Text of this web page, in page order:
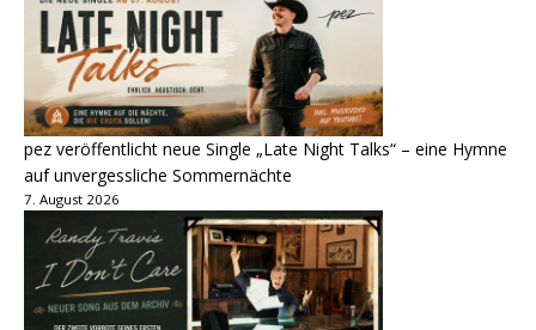
pez veröffentlicht neue Single „Late Night Talks“ – eine Hymne
auf unvergessliche Sommernächte
7. August 2026